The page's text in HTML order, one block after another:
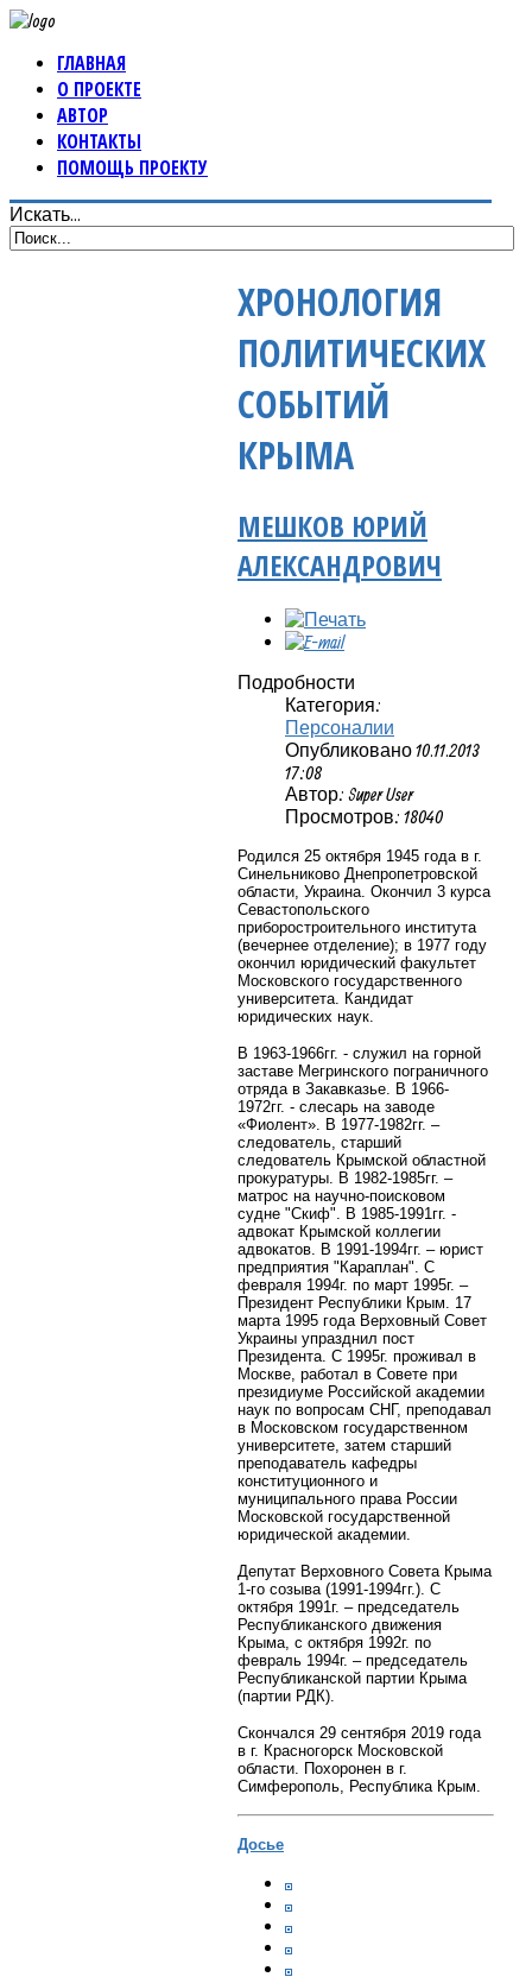
ГЛАВНАЯ
О ПРОЕКТЕ
АВТОР
КОНТАКТЫ
ПОМОЩЬ ПРОЕКТУ
Искать...
ХРОНОЛОГИЯ
ПОЛИТИЧЕСКИХ
СОБЫТИЙ
КРЫМА
МЕШКОВ ЮРИЙ
АЛЕКСАНДРОВИЧ
Подробности
Категория:
Персоналии
Опубликовано 10.11.2013
17:08
Автор: Super User
Просмотров: 18040
Родился 25 октября 1945 года в г.
Синельниково Днепропетровской
области, Украина. Окончил 3 курса
Севастопольского
приборостроительного института
(вечернее отделение); в 1977 году
окончил юридический факультет
Московского государственного
университета. Кандидат
юридических наук.
В 1963-1966гг. - служил на горной
заставе Мегринского пограничного
отряда в Закавказье. В 1966-
1972гг. - слесарь на заводе
«Фиолент». В 1977-1982гг. –
следователь, старший
следователь Крымской областной
прокуратуры. В 1982-1985гг. –
матрос на научно-поисковом
судне "Скиф". В 1985-1991гг. -
адвокат Крымской коллегии
адвокатов. В 1991-1994гг. – юрист
предприятия "Караплан". С
февраля 1994г. по март 1995г. –
Президент Республики Крым. 17
марта 1995 года Верховный Совет
Украины упразднил пост
Президента. С 1995г. проживал в
Москве, работал в Совете при
президиуме Российской академии
наук по вопросам СНГ, преподавал
в Московском государственном
университете, затем старший
преподаватель кафедры
конституционного и
муниципального права России
Московской государственной
юридической академии.
Депутат Верховного Совета Крыма
1-го созыва (1991-1994гг.). С
октября 1991г. – председатель
Республиканского движения
Крыма, с октября 1992г. по
февраль 1994г. – председатель
Республиканской партии Крыма
(партии РДК).
Скончался 29 сентября 2019 года
в г. Красногорск Московской
области. Похоронен в г.
Симферополь, Республика Крым.
Досье